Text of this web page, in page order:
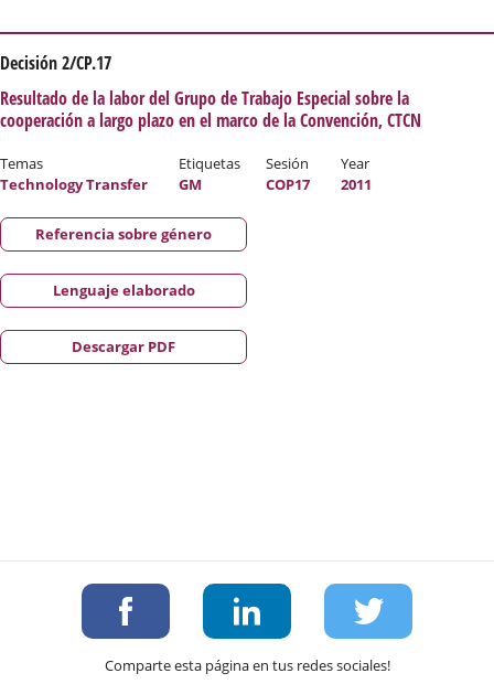
Decisión 2/CP.17
Resultado de la labor del Grupo de Trabajo Especial sobre la
cooperación a largo plazo en el marco de la Convención, CTCN
Temas
Technology Transfer
Etiquetas
GM
Sesión
COP17
Year
2011
Referencia sobre género
Lenguaje elaborado
Descargar PDF
Comparte esta página en tus redes sociales!